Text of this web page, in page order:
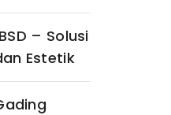
– Solusi
Estetik